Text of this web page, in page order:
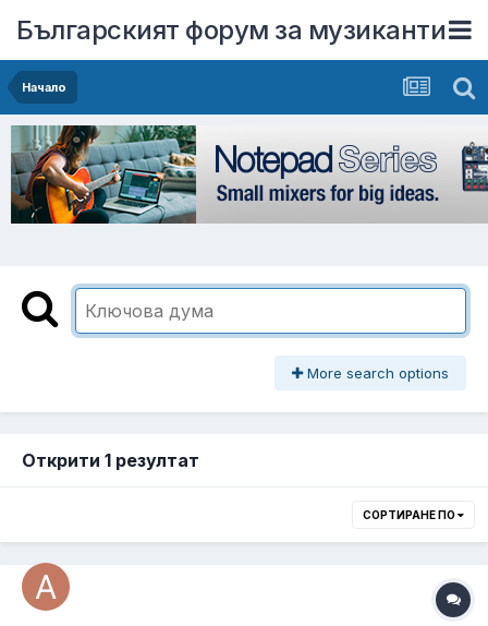
Българският форум за музиканти
Начало
More search options
Открити 1 резултат
СОРТИРАНЕ ПО